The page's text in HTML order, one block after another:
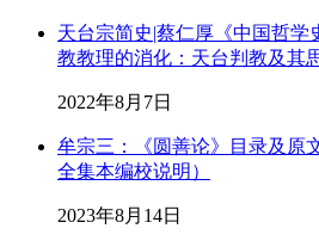
天台宗简史|蔡仁厚《中国哲学
教教理的消化：天台判教及其
2022年8月7日
牟宗三：《圆善论》目录及原
全集本编校说明）
2023年8月14日